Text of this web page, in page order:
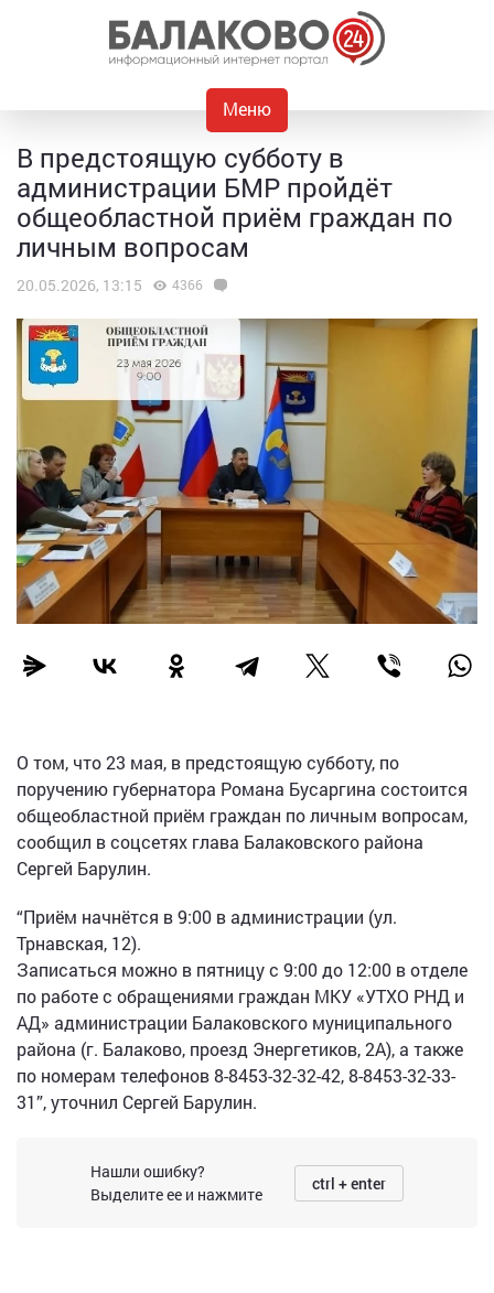
Меню
В предстоящую субботу в
администрации БМР пройдёт
общеобластной приём граждан по
личным вопросам
20.05.2026, 13:15 4366
О том, что 23 мая, в предстоящую субботу, по
поручению губернатора Романа Бусаргина состоится
общеобластной приём граждан по личным вопросам,
сообщил в соцсетях глава Балаковского района
Сергей Барулин.
“Приём начнётся в 9:00 в администрации (ул.
Трнавская, 12).
Записаться можно в пятницу с 9:00 до 12:00 в отделе
по работе с обращениями граждан МКУ «УТХО РНД и
АД» администрации Балаковского муниципального
района (г. Балаково, проезд Энергетиков, 2А), а также
по номерам телефонов 8-8453-32-32-42, 8-8453-32-33-
31”, уточнил Сергей Барулин.
Нашли ошибку?
Выделите ее и нажмите
ctrl + enter